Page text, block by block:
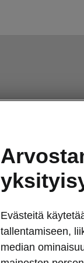
Evästeitä
tallentamiseen,
median